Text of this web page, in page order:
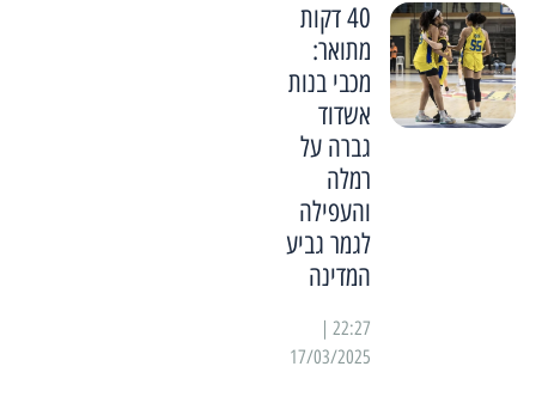
40 דקות
מתואר:
מכבי בנות
אשדוד
גברה על
רמלה
והעפילה
לגמר גביע
המדינה
17/03/2025